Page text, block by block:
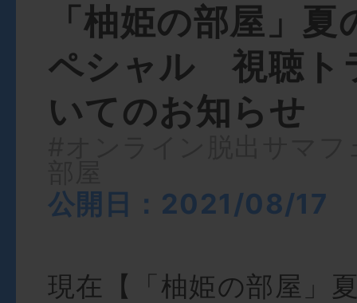
「柚姫の部屋」
ペシャル 視聴ト
いてのお知らせ
公開日：2021/08/17
現在【「柚姫の部屋」